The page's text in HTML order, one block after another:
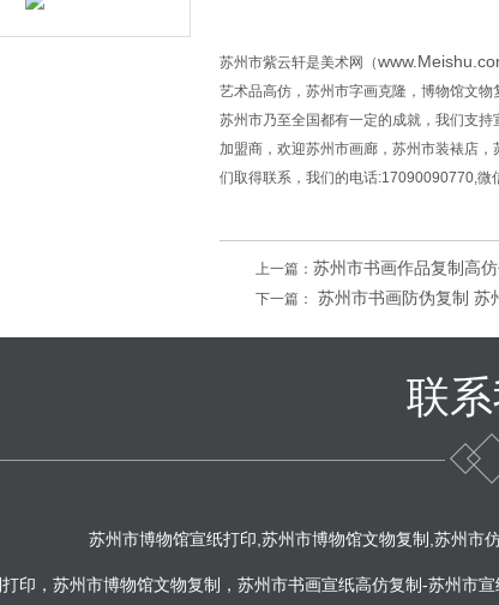
苏州市紫云轩是美术网（
艺术品高仿，苏州市字画克隆，博物馆文
苏州市乃至全国都有一定的成就，我们支
加盟商，欢迎苏州市画廊，苏州市装裱店
们取得联系，我们的电话:17090090770,微
上一篇： 苏州市书画作品复制高
下一篇： 苏州市书画防伪复制 苏
联
苏州市博物馆宣纸打印,苏州市博物馆文物复制,苏州市
印，苏州市博物馆文物复制，苏州市书画宣纸高仿复制-苏州市